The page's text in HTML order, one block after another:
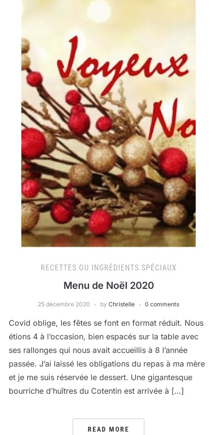
RECETTES OU INGRÉDIENTS SPÉCIAUX
Menu de Noël 2020
25 décembre 2020 by Christelle 0 comments
Covid oblige, les fêtes se font en format réduit. Nous
étions 4 à l’occasion, bien espacés sur la table avec
ses rallonges qui nous avait accueillis à 8 l’année
passée. J’ai laissé les obligations du repas à ma mère
et je me suis réservée le dessert. Une gigantesque
bourriche d’huîtres du Cotentin est arrivée à […]
READ MORE